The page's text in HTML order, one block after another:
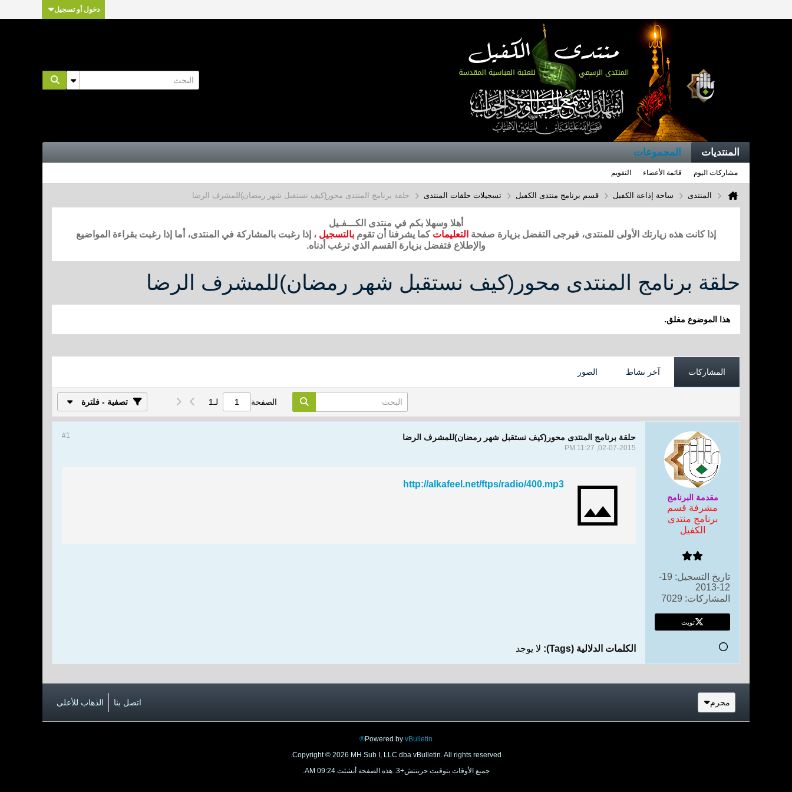
دخول أو تسجيل
المنتديات المجموعات
مشاركات اليوم قائمة الأعضاء التقويم
المنتدى ساحة إذاعة الكفيل قسم برنامج منتدى الكفيل تسجيلات حلقات المنتدى حلقة برنامج المنتدى محور(كيف نستقبل شهر رمضان)للمشرف الرضا
أهلا وسهلا بكم في منتدى الكـــفـيل
إذا كانت هذه زيارتك الأولى للمنتدى، فيرجى التفضل بزيارة صفحة التعليمات كما يشرفنا أن تقوم بالتسجيل ، إذا رغبت بالمشاركة في المنتدى، أما إذا رغبت بقراءة المواضيع
والإطلاع فتفضل بزيارة القسم الذي ترغب أدناه.
حلقة برنامج المنتدى محور(كيف نستقبل شهر رمضان)للمشرف الرضا
هذا الموضوع مغلق.
المشاركات آخر نشاط الصور
الصفحة لـ1 تصفية - فلترة
مقدمة البرنامج
مشرفة قسم
برنامج منتدى
الكفيل
تاريخ التسجيل:
19-
12-2013
المشاركات: 7029
تويت
#1 حلقة برنامج المنتدى محور(كيف نستقبل شهر رمضان)للمشرف الرضا
02-07-2015, 11:27 PM
http://alkafeel.net/ftps/radio/400.mp3
الكلمات الدلالية (Tags): لا يوجد
محرم اتصل بنا الذهاب للأعلى
Powered by vBulletin®
Copyright © 2026 MH Sub I, LLC dba vBulletin. All rights reserved.
جميع الأوقات بتوقيت جرينتش+3. هذه الصفحة أنشئت 09:24 AM.